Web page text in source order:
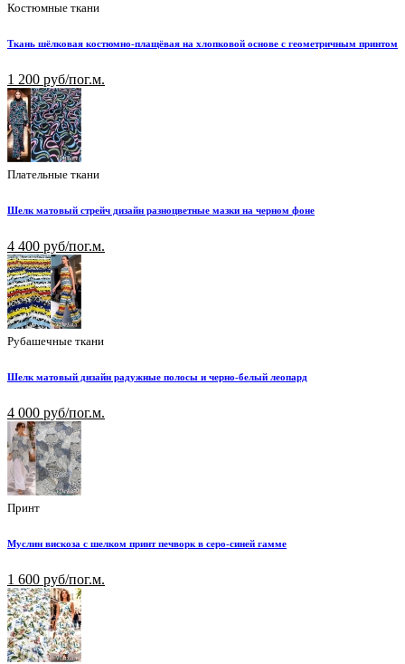
Костюмные ткани
Ткань шёлковая костюмно-плащёвая на хлопковой основе с геометричным принтом
1 200 руб/пог.м.
Плательные ткани
Шелк матовый стрейч дизайн разноцветные мазки на черном фоне
4 400 руб/пог.м.
Рубашечные ткани
Шелк матовый дизайн радужные полосы и черно-белый леопард
4 000 руб/пог.м.
Принт
Муслин вискоза с шелком принт печворк в серо-синей гамме
1 600 руб/пог.м.